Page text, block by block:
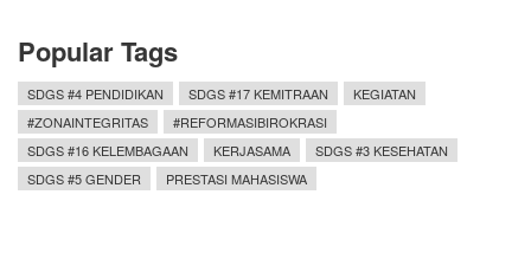
Popular Tags
SDGS #4 PENDIDIKAN SDGS #17 KEMITRAAN
KEGIATAN
#ZONAINTEGRITAS
#REFORMASIBIROKRASI
SDGS #16 KELEMBAGAAN
KERJASAMA
SDGS #3 KESEHATAN
SDGS #5 GENDER
PRESTASI MAHASISWA